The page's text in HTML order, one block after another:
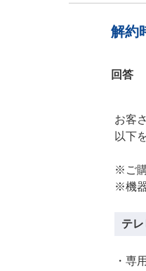
解約
回答
お客
以下
※ご
※機
テ
・専